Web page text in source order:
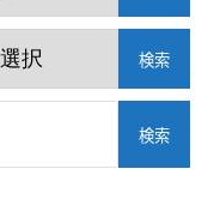
検索
検索